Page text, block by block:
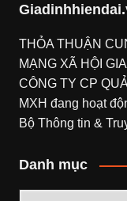
THỎA THUẬN
MẠNG XÃ HỘI
CÔNG TY CP
MXH đang hoạt
Bộ Thông tin &
Danh mục